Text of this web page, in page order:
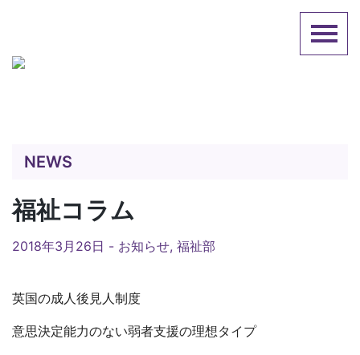
NEWS
福祉コラム
2018年3月26日 - お知らせ, 福祉部
英国の成人後見人制度
意思決定能力のない弱者支援の理想タイプ